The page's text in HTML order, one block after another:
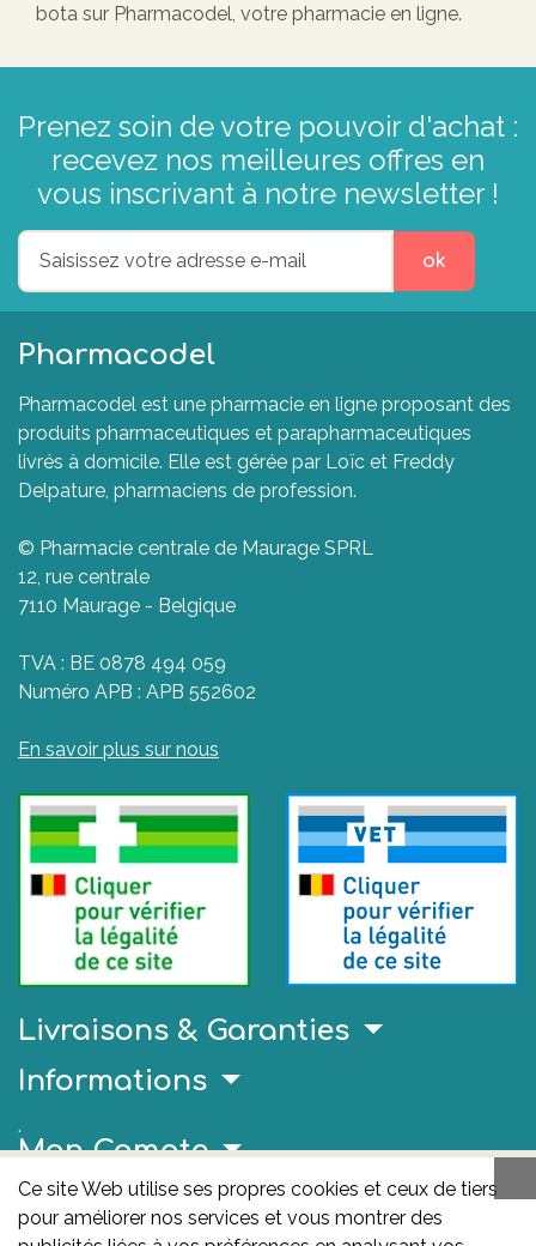
bota sur Pharmacodel, votre pharmacie en ligne.
Prenez soin de votre pouvoir d'achat :
recevez nos meilleures offres en
vous inscrivant à notre newsletter !
ok
Pharmacodel
Pharmacodel est une pharmacie en ligne proposant des
produits pharmaceutiques et parapharmaceutiques
livrés à domicile. Elle est gérée par Loïc et Freddy
Delpature, pharmaciens de profession.
© Pharmacie centrale de Maurage SPRL
12, rue centrale
7110 Maurage - Belgique
TVA : BE 0878 494 059
Numéro APB : APB 552602
En savoir plus sur nous
Livraisons & Garanties
Ce site Web utilise ses propres cookies et ceux de tiers
pour améliorer nos services et vous montrer des
Informations
.
Mon Compte
Liens Utiles